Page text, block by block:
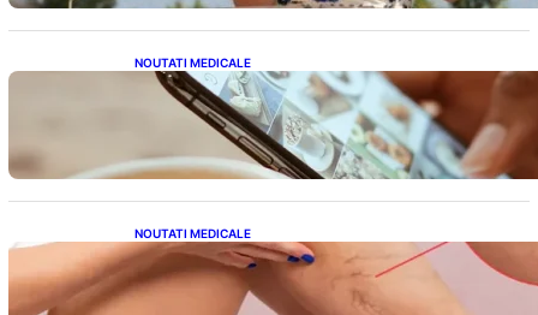
NOUTATI MEDICALE
Revoluția Bateriilor pentru Telefoane:
Avantaje, Provocări și Viitorul Tehnologiei
Energetice
NOUTATI MEDICALE
Varicele și Umflarea Picioarelor pe Caniculă:
Înțelegerea Simptomelor și Măsurilor de
Prevenție